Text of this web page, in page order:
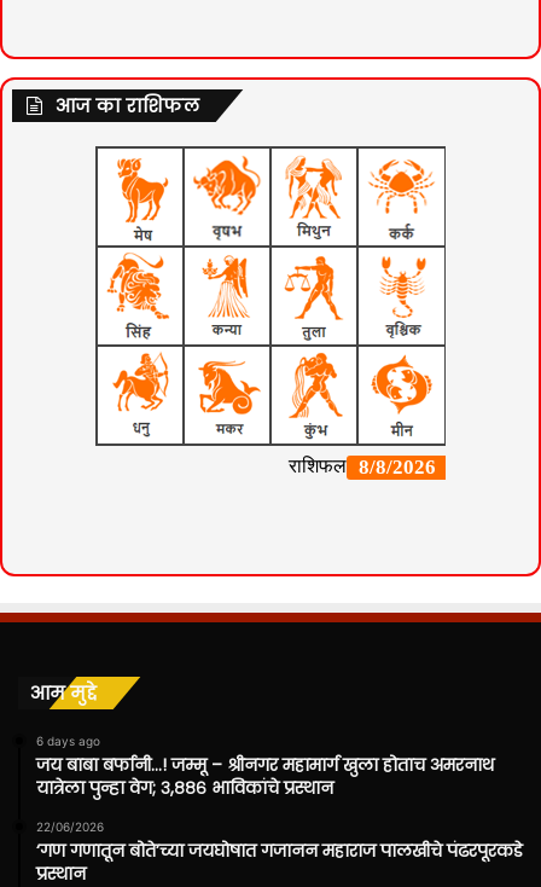
आज का राशिफल
आम मुद्दे
6 days ago
जय बाबा बर्फानी…! जम्मू – श्रीनगर महामार्ग खुला होताच अमरनाथ
यात्रेला पुन्हा वेग; ३,८८६ भाविकांचे प्रस्थान
22/06/2026
‘गण गणातून बोते’च्या जयघोषात गजानन महाराज पालखीचे पंढरपूरकडे
प्रस्थान